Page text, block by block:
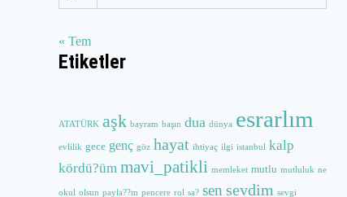
« Tem
Etiketler
ATATÜRK aşk bayram başın dua dünya esrarlım
evlilik gece genç göz hayat ihtiyaç ilgi istanbul kalp
kördü?üm mavi_patikli memleket mutlu mutluluk ne
okul olsun payla??m pencere rol sa? sen sevdim sevgi